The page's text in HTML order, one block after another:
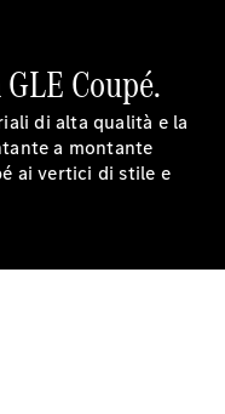
Coupé.
di alta qualità e la
a montante
ai vertici di stile e